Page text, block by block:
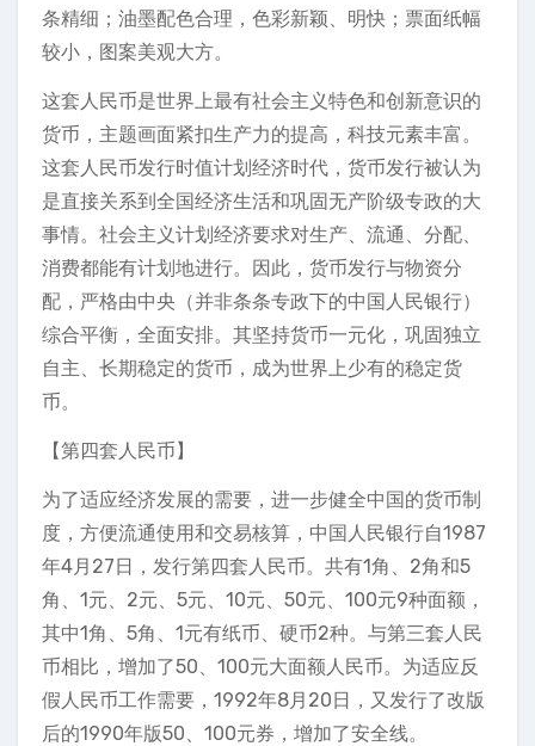
条精细；油墨配色合理，色彩新颖、明快；票面纸幅
较小，图案美观大方。
这套人民币是世界上最有社会主义特色和创新意识的
货币，主题画面紧扣生产力的提高，科技元素丰富。
这套人民币发行时值计划经济时代，货币发行被认为
是直接关系到全国经济生活和巩固无产阶级专政的大
事情。社会主义计划经济要求对生产、流通、分配、
消费都能有计划地进行。因此，货币发行与物资分
配，严格由中央（并非条条专政下的中国人民银行）
综合平衡，全面安排。其坚持货币一元化，巩固独立
自主、长期稳定的货币，成为世界上少有的稳定货
币。
【第四套人民币】
为了适应经济发展的需要，进一步健全中国的货币制
度，方便流通使用和交易核算，中国人民银行自1987
年4月27日，发行第四套人民币。共有1角、2角和5
角、1元、2元、5元、10元、50元、100元9种面额，
其中1角、5角、1元有纸币、硬币2种。与第三套人民
币相比，增加了50、100元大面额人民币。为适应反
假人民币工作需要，1992年8月20日，又发行了改版
后的1990年版50、100元券，增加了安全线。